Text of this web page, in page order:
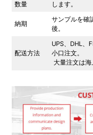
数量
します。
納期
サンプルを確
後。
配送方法
UPS、DHL、
小口注文。
大量注文は海